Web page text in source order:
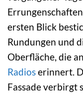
ersten Blick
Rundungen und
Oberfläche, die
Radioserinnert.
Fassade verbirgt